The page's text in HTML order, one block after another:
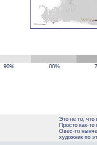
90% 80%
Это не то, что
Просто как-
Овес-то
художник по